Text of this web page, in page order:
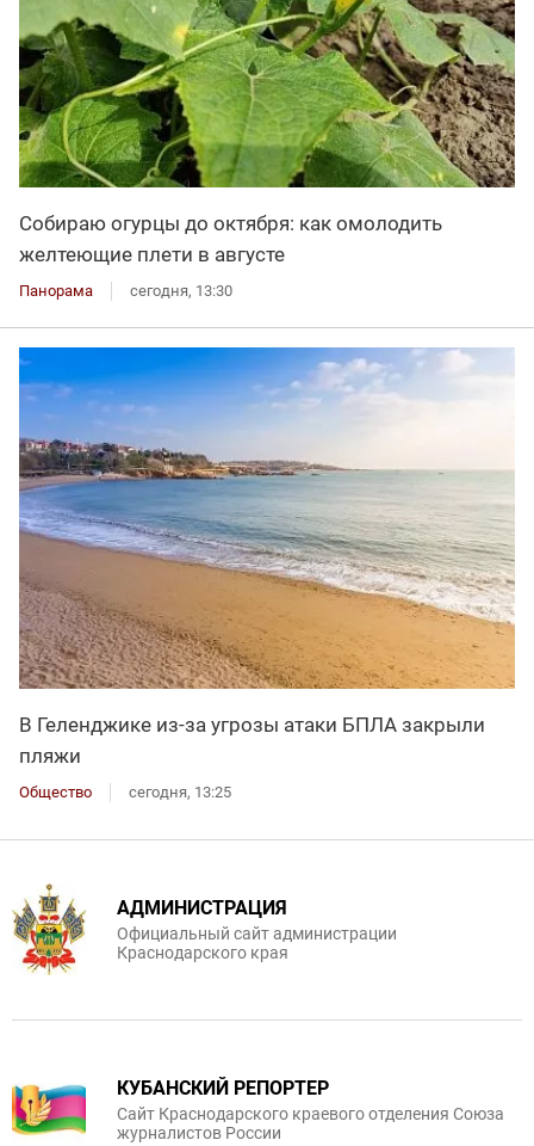
Собираю огурцы до октября: как омолодить
желтеющие плети в августе
Панорама сегодня, 13:30
В Геленджике из-за угрозы атаки БПЛА закрыли
пляжи
Общество сегодня, 13:25
АДМИНИСТРАЦИЯ
Официальный сайт администрации
Краснодарского края
КУБАНСКИЙ РЕПОРТЕР
Сайт Краснодарского краевого отделения Союза
журналистов России